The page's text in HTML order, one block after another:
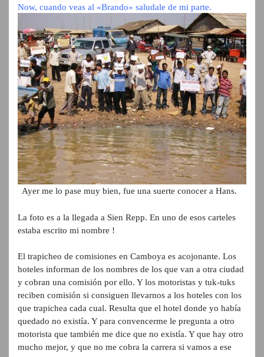
Now, cuando veas al «Brando» saludale de mi parte.
Ayer me lo pase muy bien, fue una suerte conocer a Hans.
La foto es a la llegada a Sien Repp. En uno de esos carteles
estaba escrito mi nombre !
El trapicheo de comisiones en Camboya es acojonante. Los
hoteles informan de los nombres de los que van a otra ciudad
y cobran una comisión por ello. Y los motoristas y tuk-tuks
reciben comisión si consiguen llevarnos a los hoteles con los
que trapichea cada cual. Resulta que el hotel donde yo había
quedado no existía. Y para convencerme le pregunta a otro
motorista que también me dice que no existía. Y que hay otro
mucho mejor, y que no me cobra la carrera si vamos a ese